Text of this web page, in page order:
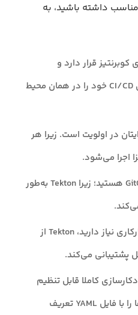
می‌خواهید یک ابزار CI/CD مناسب داشته باشید، به
قرار دارد و
می‌خواهید تمام فرایندهای CI/CD خود را در همان محیط
در اولویت است. زیرا هر
اجرا می‌شود.
اگر در حال پیاده‌سازی GitOps هستید؛ زیرا Tekton به‌طور
در صورتی که به مدیریت بارکاری نیاز دارید، Tekton از
پشتیبانی می‌کند.
کاملا قابل تنظیم
هستید؛ Tekton پایپ‌لاین‌ها را با فایل YAML تعریف